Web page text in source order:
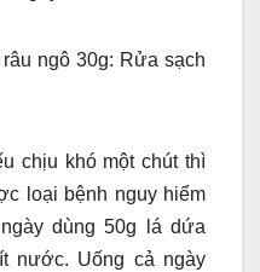
ngô 30g: Rửa sạch
chịu khó một chút thì
loại bệnh nguy hiểm
dùng 50g lá dứa
nước. Uống cả ngày